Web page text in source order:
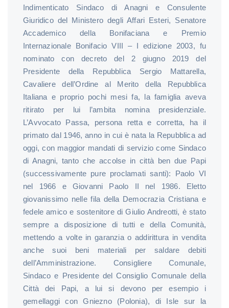
Indimenticato Sindaco di Anagni e Consulente
Giuridico del Ministero degli Affari Esteri, Senatore
Accademico della Bonifaciana e Premio
Internazionale Bonifacio VIII – I edizione 2003, fu
nominato con decreto del 2 giugno 2019 del
Presidente della Repubblica Sergio Mattarella,
Cavaliere dell’Ordine al Merito della Repubblica
Italiana e proprio pochi mesi fa, la famiglia aveva
ritirato per lui l’ambita nomina presidenziale.
L’Avvocato Passa, persona retta e corretta, ha il
primato dal 1946, anno in cui è nata la Repubblica ad
oggi, con maggior mandati di servizio come Sindaco
di Anagni, tanto che accolse in città ben due Papi
(successivamente pure proclamati santi): Paolo VI
nel 1966 e Giovanni Paolo II nel 1986. Eletto
giovanissimo nelle fila della Democrazia Cristiana e
fedele amico e sostenitore di Giulio Andreotti, è stato
sempre a disposizione di tutti e della Comunità,
mettendo a volte in garanzia o addirittura in vendita
anche suoi beni materiali per saldare debiti
dell’Amministrazione. Consigliere Comunale,
Sindaco e Presidente del Consiglio Comunale della
Città dei Papi, a lui si devono per esempio i
gemellaggi con Gniezno (Polonia), di Isle sur la